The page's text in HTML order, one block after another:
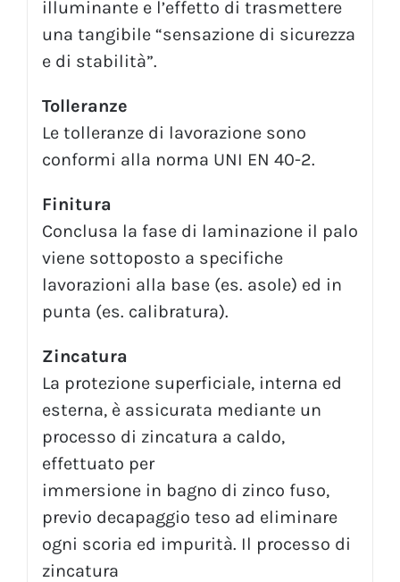
illuminante e l’effetto di trasmettere
una tangibile “sensazione di sicurezza
e di stabilità”.
Tolleranze
Le tolleranze di lavorazione sono
conformi alla norma UNI EN 40-2.
Finitura
Conclusa la fase di laminazione il palo
viene sottoposto a specifiche
lavorazioni alla base (es. asole) ed in
punta (es. calibratura).
Zincatura
La protezione superficiale, interna ed
esterna, è assicurata mediante un
processo di zincatura a caldo,
effettuato per
immersione in bagno di zinco fuso,
previo decapaggio teso ad eliminare
ogni scoria ed impurità. Il processo di
zincatura